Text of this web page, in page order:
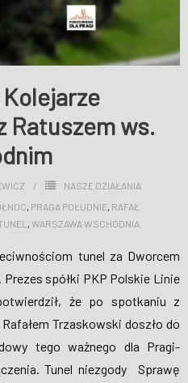
Ratuszem ws.
NASZE DZIAŁANIA
, PRAGA POŁUDNIE, RAFAŁ
, WARSZAWA WSCHODNIA
tunel za Dworcem
spółki PKP Polskie Linie
że po spotkaniu z
Trzaskowski doszło do
tego ważnego dla Pragi-
Tunel niezgody Sprawę